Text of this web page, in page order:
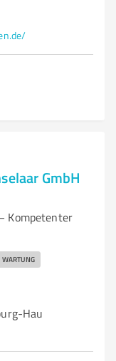
GmbH
Kompetenter
WARTUNG
Hau